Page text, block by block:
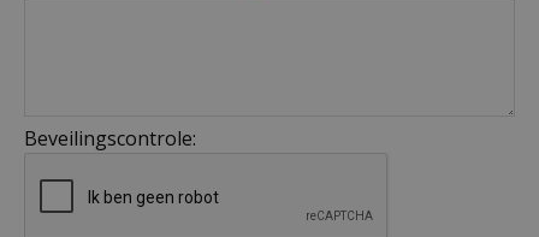
Beveilingscontrole: